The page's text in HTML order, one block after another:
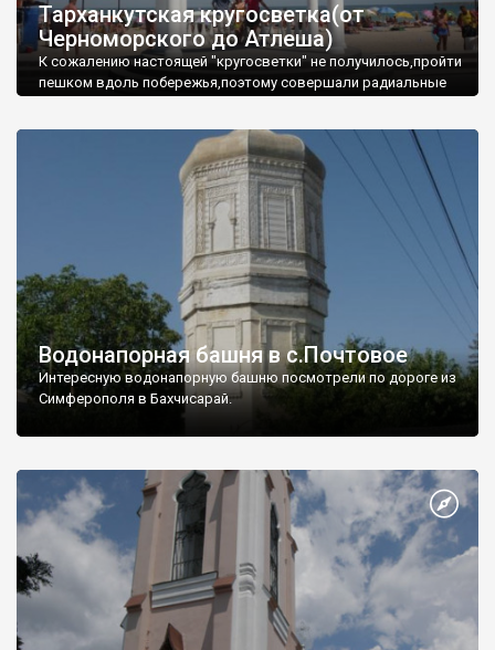
Тарханкутская кругосветка(от
Черноморского до Атлеша)
К сожалению настоящей "кругосветки" не получилось,пройти
пешком вдоль побережья,поэтому совершали радиальные
Водонапорная башня в с.Почтовое
Интересную водонапорную башню посмотрели по дороге из
Симферополя в Бахчисарай.